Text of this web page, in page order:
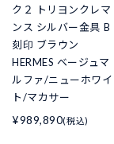
ク２ トリヨンクレマ
ンス シルバー金具 B
刻印 ブラウン
HERMES ベージュマ
ルファ/ニューホワイ
ト/マカサー
¥989,890(税込)